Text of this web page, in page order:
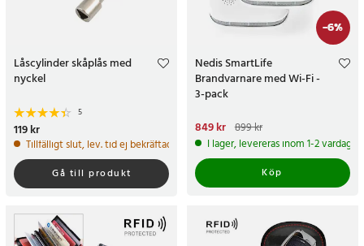
Låscylinder skåplås med
nyckel
5
Pris:119 kr
119 kr
Tillfälligt slut, lev. tid ej bekräftad.
Gå till produkt
-6%
Nedis SmartLife
Brandvarnare med Wi-Fi -
3-pack
Nuvarande pris
pris:899 kr
849 kr 899 kr
I lager, levereras inom 1-2 vardagar
Köp